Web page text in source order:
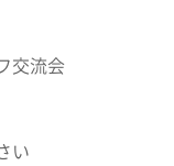
交流会
い